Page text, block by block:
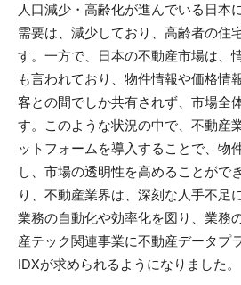
人口減少・高齢化が進んでいる日本
需要は、減少しており、高齢者の住
す。一方で、日本の不動産市場は、
も言われており、物件情報や価格情
客との間でしか共有されず、市場全
す。このような状況の中で、不動産
ットフォームを導入することで、物
し、市場の透明性を高めることがで
り、不動産業界は、深刻な人手不足
業務の自動化や効率化を図り、業務
産テック関連事業に不動産データプ
IDXが求められるようになりました。